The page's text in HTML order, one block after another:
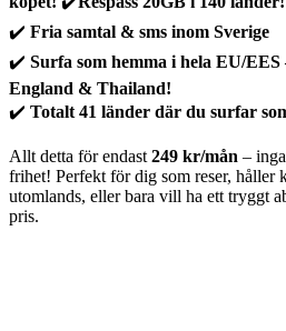
✔️ Fria samtal & sms inom Sverige
✔️ Surfa som hemma i hela EU/
England & Thailand!
✔️ Totalt 41 länder där du surfar
Allt detta för endast249 kr/mån –
frihet! Perfekt för dig som reser, håller
utomlands, eller bara vill ha ett tryggt
pris.